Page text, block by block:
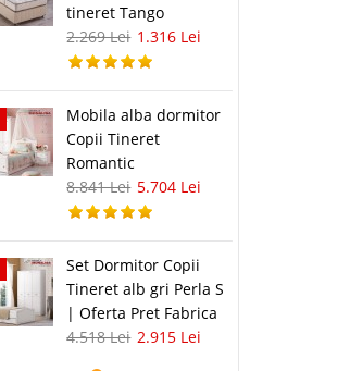
tineret Tango
2.269 Lei 1.316 Lei
Mobila alba dormitor
Copii Tineret
Romantic
8.841 Lei 5.704 Lei
Set Dormitor Copii
Tineret alb gri Perla S
| Oferta Pret Fabrica
4.518 Lei 2.915 Lei